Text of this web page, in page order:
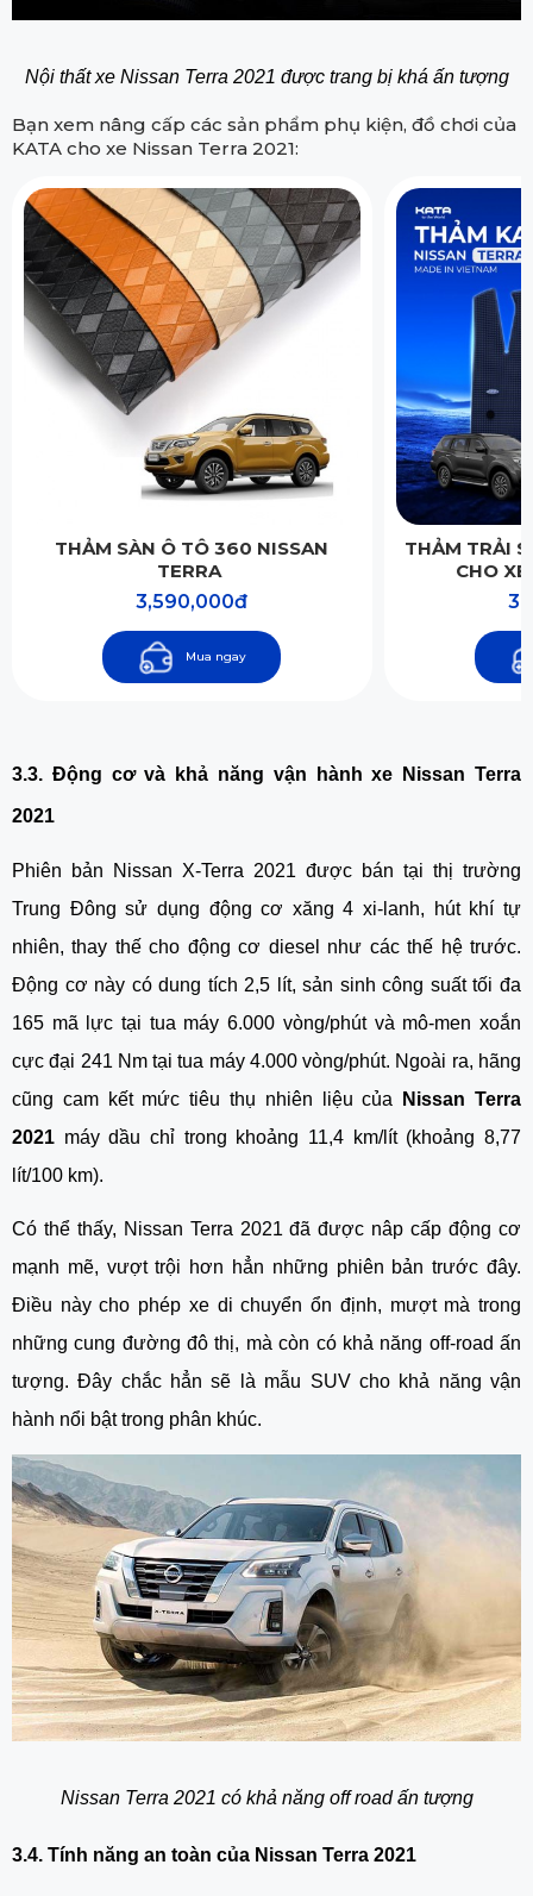
Nội thất xe Nissan Terra 2021 được trang bị khá ấn tượng
Bạn xem nâng cấp các sản phẩm phụ kiện, đồ chơi của
KATA cho xe Nissan Terra 2021:
THẢM SÀN Ô TÔ 360 NISSAN
TERRA
3,590,000đ
Mua ngay
THẢM TRẢI
CHO
3.3. Động cơ và khả năng vận hành xe Nissan Terra
2021
Phiên bản Nissan X-Terra 2021 được bán tại thị trường
Trung Đông sử dụng động cơ xăng 4 xi-lanh, hút khí tự
nhiên, thay thế cho động cơ diesel như các thế hệ trước.
Động cơ này có dung tích 2,5 lít, sản sinh công suất tối đa
165 mã lực tại tua máy 6.000 vòng/phút và mô-men xoắn
cực đại 241 Nm tại tua máy 4.000 vòng/phút. Ngoài ra, hãng
cũng cam kết mức tiêu thụ nhiên liệu của
Nissan Terra
2021 máy dầu chỉ trong khoảng 11,4 km/lít (khoảng 8,77
lít/100 km).
Có thể thấy, Nissan Terra 2021 đã được nâp cấp động cơ
mạnh mẽ, vượt trội hơn hẳn những phiên bản trước đây.
Điều này cho phép xe di chuyển ổn định, mượt mà trong
những cung đường đô thị, mà còn có khả năng off-road ấn
tượng. Đây chắc hẳn sẽ là mẫu SUV cho khả năng vận
hành nổi bật trong phân khúc.
Nissan Terra 2021 có khả năng off road ấn tượng
3.4. Tính năng an toàn của Nissan Terra 2021